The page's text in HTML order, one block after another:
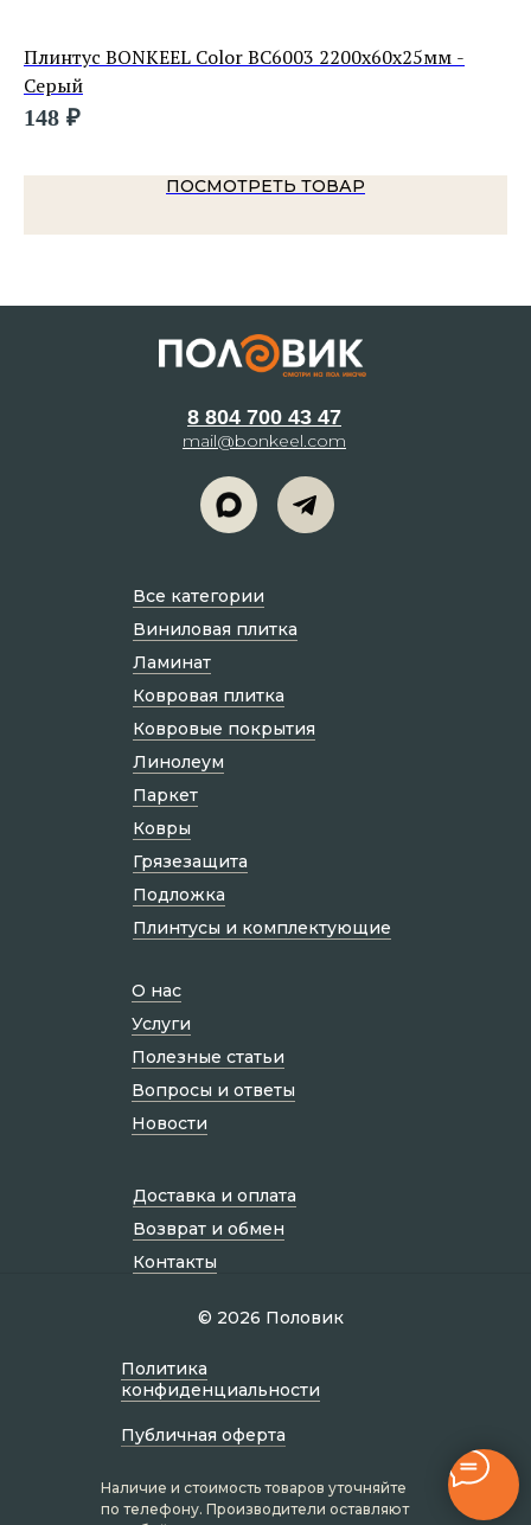
Плинтуc BONKEEL Color ВС6003 2200х60х25мм -
Серый
148 ₽
ПОСМОТРЕТЬ ТОВАР
8 804 700 43 47
mail@bonkeel.com
О нас
Услуги
Полезные статьи
Вопросы и ответы
Новости
Доставка и оплата
Возврат и обмен
Контакты
© 2026 Половик
Наличие и стоимость товаров уточняйте
по телефону. Производители оставляют
Все категории
Виниловая плитка
Ламинат
Ковровая плитка
Ковровые покрытия
Линолеум
Паркет
Ковры
Грязезащита
Подложка
Плинтусы и комплектующие
Политик а
конфиденциальности
Публичная оферта